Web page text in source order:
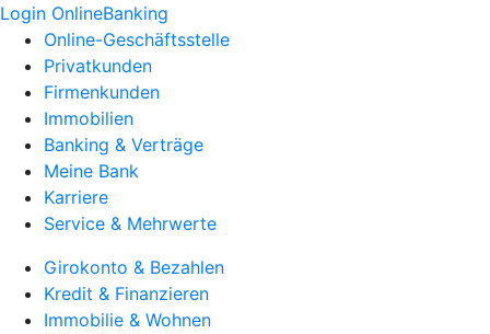
Login OnlineBanking
Online-Geschäftsstelle
Privatkunden
Firmenkunden
Immobilien
Banking & Verträge
Meine Bank
Karriere
Service & Mehrwerte
Girokonto & Bezahlen
Kredit & Finanzieren
Immobilie & Wohnen